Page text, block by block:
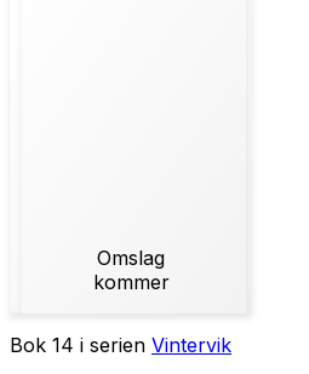
Omslag
kommer
Bok 14 i serien Vintervik